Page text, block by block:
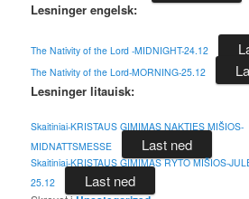
Lesninger engelsk:
The Nativity of the Lord -MIDNIGHT-24.12
The Nativity of the Lord-MORNING-25.12
Lesninger litauisk:
Skaitiniai-KRISTAUS GIMIMAS NAKTIES MIŠIOS-
MIDNATTSMESSE
Last ned
Skaitiniai-KRISTAUS GIMIMAS RYTO MIŠIOS-
25.12
Last ned